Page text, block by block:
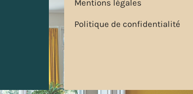
Mentions légales
Politique de confidentialité